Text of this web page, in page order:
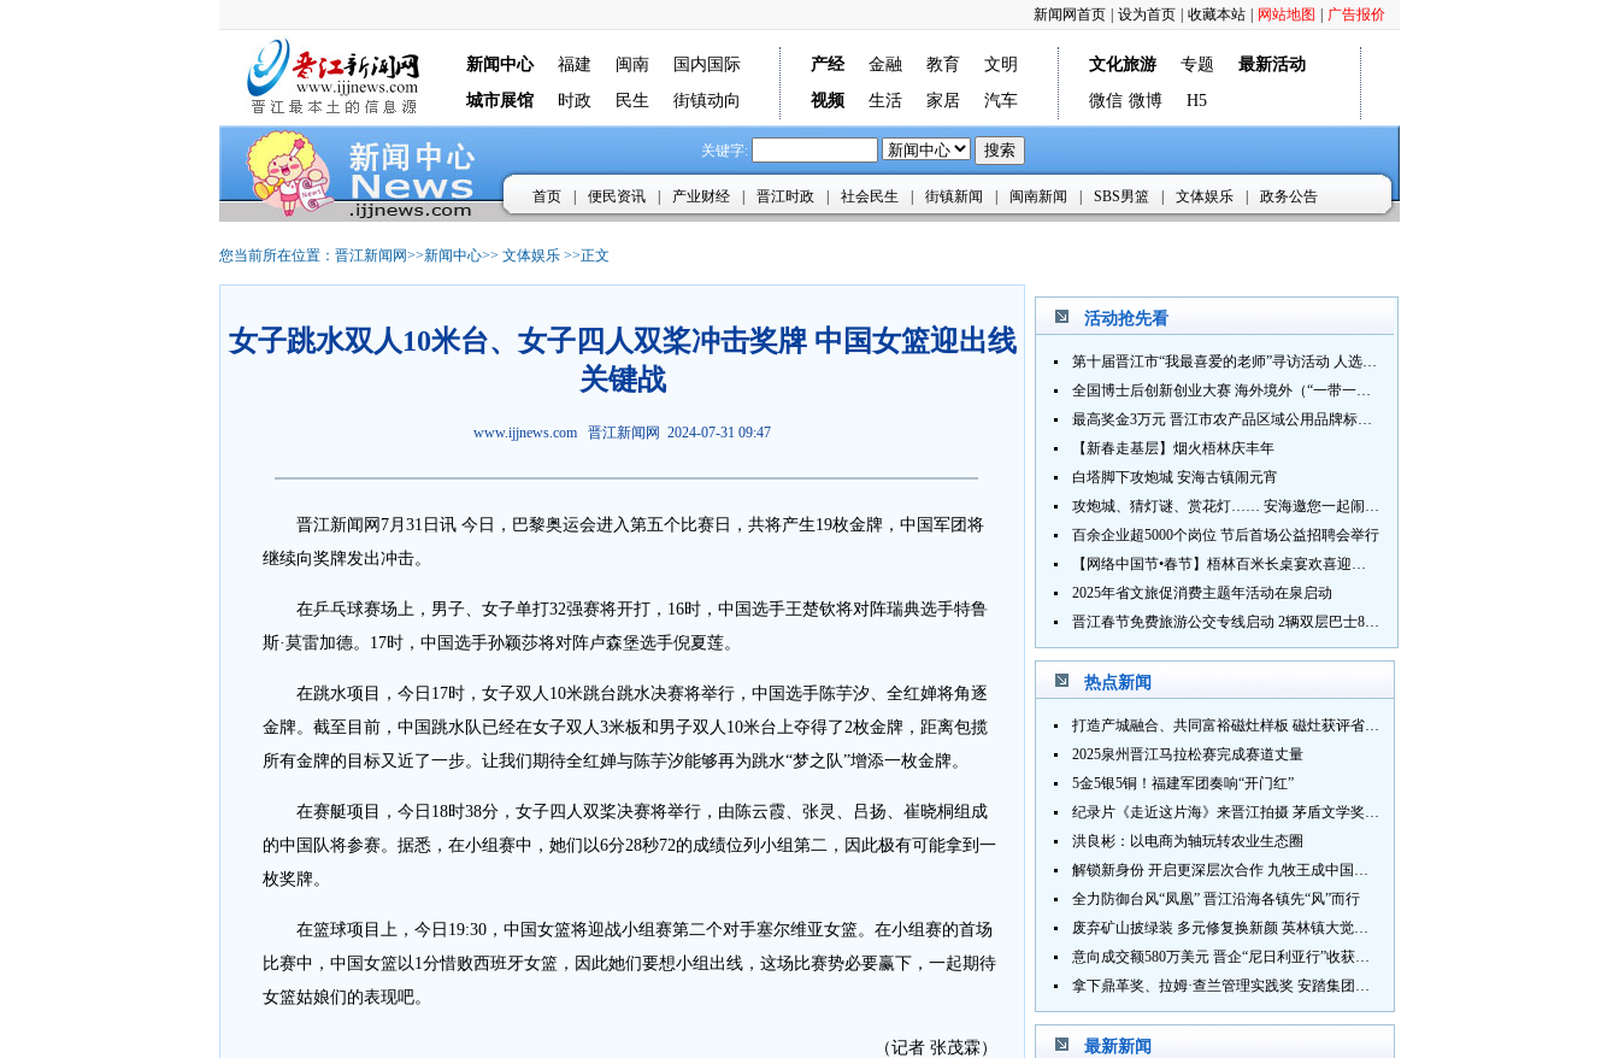
广告报价
网站地图
收藏本站
设为首页
新闻网首页
新闻中心 福建 闽南
国内国际
城市展馆
时政 民生 街镇动向
产经 金融 教育
文明
视频
生活 家居 汽车
文化旅游 专题
最新活动
微信 微博 H5
关键字:
首页 便民资讯 产业财经 晋江时政 社会民生 街镇新闻 闽南新闻 SBS男篮 文体娱乐 政务公告
您当前所在位置： 晋江新闻网>>新闻中心>> 文体娱乐 >>正文
女子跳水双人10米台、女子四人双桨冲击奖牌 中国女篮迎出线
关键战
www.ijjnews.com 晋江新闻网 2024-07-31 09:47
晋江新闻网7月31日讯 今日，巴黎奥运会进入第五个比赛日，共将产生19枚金牌，中国军团将
继续向奖牌发出冲击。
在乒乓球赛场上，男子、女子单打32强赛将开打，16时，中国选手王楚钦将对阵瑞典选手特鲁
斯·莫雷加德。17时，中国选手孙颖莎将对阵卢森堡选手倪夏莲。
在跳水项目，今日17时，女子双人10米跳台跳水决赛将举行，中国选手陈芋汐、全红婵将角逐
金牌。截至目前，中国跳水队已经在女子双人3米板和男子双人10米台上夺得了2枚金牌，距离包揽
所有金牌的目标又近了一步。让我们期待全红婵与陈芋汐能够再为跳水“梦之队”增添一枚金牌。
在赛艇项目，今日18时38分，女子四人双桨决赛将举行，由陈云霞、张灵、吕扬、崔晓桐组成
的中国队将参赛。据悉，在小组赛中，她们以6分28秒72的成绩位列小组第二，因此极有可能拿到一
枚奖牌。
在篮球项目上，今日19:30，中国女篮将迎战小组赛第二个对手塞尔维亚女篮。在小组赛的首场
比赛中，中国女篮以1分惜败西班牙女篮，因此她们要想小组出线，这场比赛势必要赢下，一起期待
女篮姑娘们的表现吧。
（记者 张茂霖）
活动抢先看
第十届晋江市“我最喜爱的老师”寻访活动 人选推荐火热进行中 快来“秀”您最喜爱的老师
全国博士后创新创业大赛 海外境外（“一带一路”）赛七大赛道等你来战
最高奖金3万元 晋江市农产品区域公用品牌标识Logo及特色农产品包装设计征集活动正式启动
【新春走基层】烟火梧林庆丰年
白塔脚下攻炮城 安海古镇闹元宵
攻炮城、猜灯谜、赏花灯…… 安海邀您一起闹元宵
百余企业超5000个岗位 节后首场公益招聘会举行
【网络中国节•春节】梧林百米长桌宴欢喜迎新春
2025年省文旅促消费主题年活动在泉启动
晋江春节免费旅游公交专线启动 2辆双层巴士8辆铛铛车带你游
热点新闻
打造产城融合、共同富裕磁灶样板 磁灶获评省级乡村振兴示范乡镇
2025泉州晋江马拉松赛完成赛道丈量
5金5银5铜！福建军团奏响“开门红”
纪录片《走近这片海》来晋江拍摄 茅盾文学奖得主麦家探寻晋江“海海”人生
洪良彬：以电商为轴玩转农业生态圈
解锁新身份 开启更深层次合作 九牧王成中国奥委会官方赞助商
全力防御台风“凤凰” 晋江沿海各镇先“风”而行
废弃矿山披绿装 多元修复换新颜 英林镇大觉山片区废弃矿山生态修复项目通过验收
意向成交额580万美元 晋企“尼日利亚行”收获满满
拿下鼎革奖、拉姆·查兰管理实践奖 安踏集团获企业管理权威奖项
最新新闻